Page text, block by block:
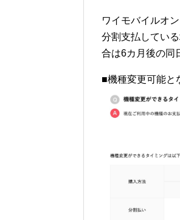
ワイモバイルオ
分割支払してい
合は6カ月後の同
■機種変更可能と